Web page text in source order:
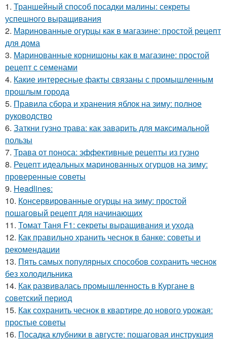
1. Траншейный способ посадки малины: секреты
успешного выращивания
2. Маринованные огурцы как в магазине: простой рецепт
для дома
3. Маринованные корнишоны как в магазине: простой
рецепт с семенами
4. Какие интересные факты связаны с промышленным
прошлым города
5. Правила сбора и хранения яблок на зиму: полное
руководство
6. Заткни гузно трава: как заварить для максимальной
пользы
7. Трава от поноса: эффективные рецепты из гузно
8. Рецепт идеальных маринованных огурцов на зиму:
проверенные советы
9. Headlines:
10. Консервированные огурцы на зиму: простой
пошаговый рецепт для начинающих
11. Томат Таня F1: секреты выращивания и ухода
12. Как правильно хранить чеснок в банке: советы и
рекомендации
13. Пять самых популярных способов сохранить чеснок
без холодильника
14. Как развивалась промышленность в Кургане в
советский период
15. Как сохранить чеснок в квартире до нового урожая:
простые советы
16. Посадка клубники в августе: пошаговая инструкция